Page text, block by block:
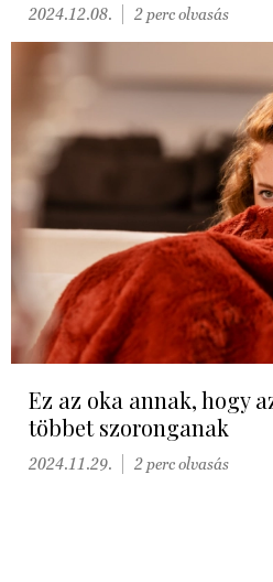
2024.12.08. 2 perc olvasás
Ez az oka annak, hogy
többet szoronganak
2024.11.29. 2 perc olvasás